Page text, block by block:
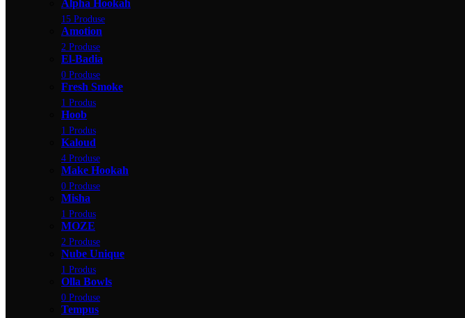
Alpha Hookah
15 Produse
Amotion
2 Produse
El-Badia
0 Produse
Fresh Smoke
1 Produs
Hoob
1 Produs
Kaloud
4 Produse
Make Hookah
0 Produse
Misha
1 Produs
MOZE
2 Produse
Nube Unique
1 Produs
Olla Bowls
0 Produse
Tempus